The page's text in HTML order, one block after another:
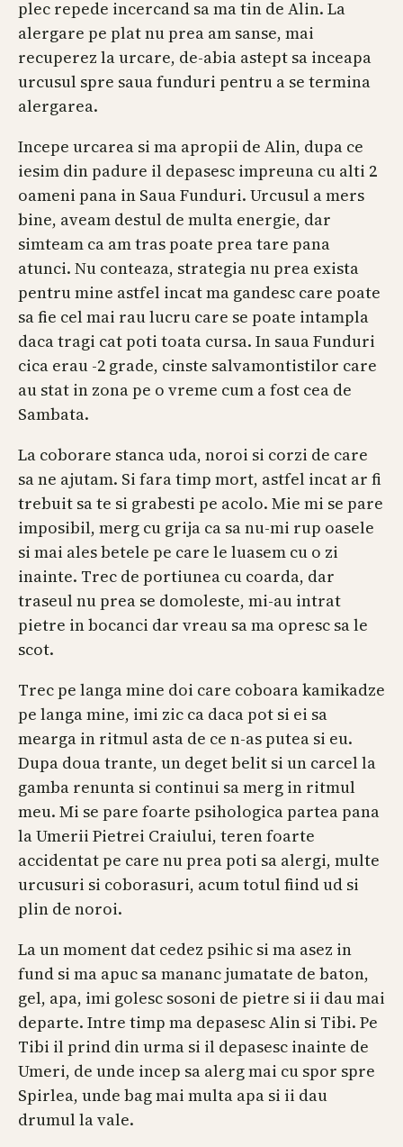
plec repede incercand sa ma tin de Alin. La
alergare pe plat nu prea am sanse, mai
recuperez la urcare, de-abia astept sa inceapa
urcusul spre saua funduri pentru a se termina
alergarea.
Incepe urcarea si ma apropii de Alin, dupa ce
iesim din padure il depasesc impreuna cu alti 2
oameni pana in Saua Funduri. Urcusul a mers
bine, aveam destul de multa energie, dar
simteam ca am tras poate prea tare pana
atunci. Nu conteaza, strategia nu prea exista
pentru mine astfel incat ma gandesc care poate
sa fie cel mai rau lucru care se poate intampla
daca tragi cat poti toata cursa. In saua Funduri
cica erau -2 grade, cinste salvamontistilor care
au stat in zona pe o vreme cum a fost cea de
Sambata.
La coborare stanca uda, noroi si corzi de care
sa ne ajutam. Si fara timp mort, astfel incat ar fi
trebuit sa te si grabesti pe acolo. Mie mi se pare
imposibil, merg cu grija ca sa nu-mi rup oasele
si mai ales betele pe care le luasem cu o zi
inainte. Trec de portiunea cu coarda, dar
traseul nu prea se domoleste, mi-au intrat
pietre in bocanci dar vreau sa ma opresc sa le
scot.
Trec pe langa mine doi care coboara kamikadze
pe langa mine, imi zic ca daca pot si ei sa
mearga in ritmul asta de ce n-as putea si eu.
Dupa doua trante, un deget belit si un carcel la
gamba renunta si continui sa merg in ritmul
meu. Mi se pare foarte psihologica partea pana
la Umerii Pietrei Craiului, teren foarte
accidentat pe care nu prea poti sa alergi, multe
urcusuri si coborasuri, acum totul fiind ud si
plin de noroi.
La un moment dat cedez psihic si ma asez in
fund si ma apuc sa mananc jumatate de baton,
gel, apa, imi golesc sosoni de pietre si ii dau mai
departe. Intre timp ma depasesc Alin si Tibi. Pe
Tibi il prind din urma si il depasesc inainte de
Umeri, de unde incep sa alerg mai cu spor spre
Spirlea, unde bag mai multa apa si ii dau
drumul la vale.